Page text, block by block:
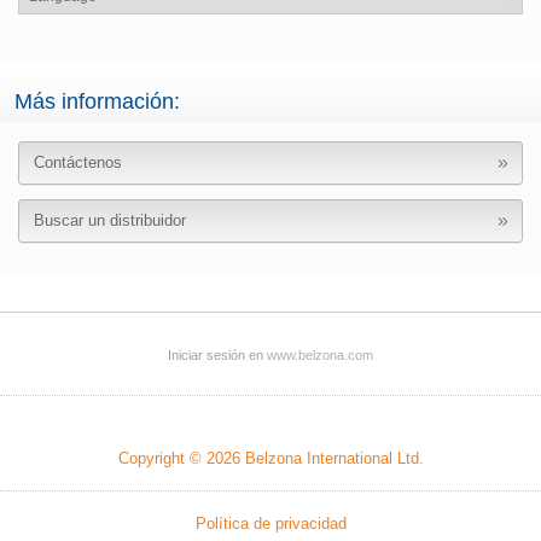
Más información:
Contáctenos
Buscar un distribuidor
Iniciar sesión en www.belzona.com
Copyright © 2026 Belzona International Ltd.
Política de privacidad